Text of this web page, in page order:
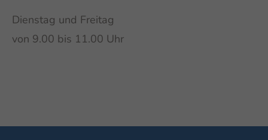
Dienstag und Freitag
von 9.00 bis 11.00 Uhr